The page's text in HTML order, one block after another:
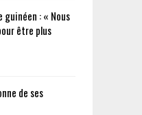
guinéen : « Nous
être plus
de ses